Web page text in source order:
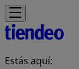
Estás aquí: